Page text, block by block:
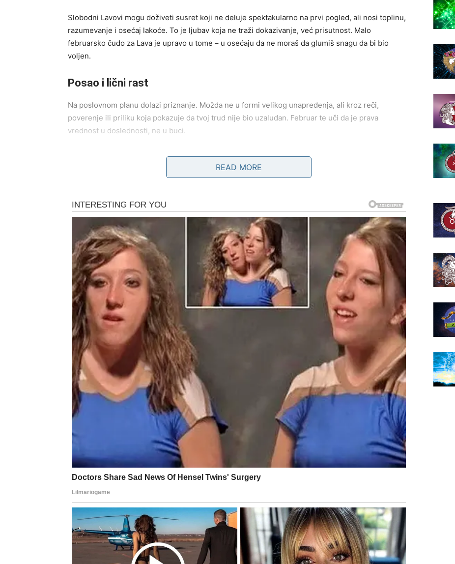
Slobodni Lavovi mogu doživeti susret koji ne deluje spektakularno na prvi pogled, ali nosi toplinu,
razumevanje i osećaj lakoće. To je ljubav koja ne traži dokazivanje, već prisutnost. Malo
februarsko čudo za Lava je upravo u tome – u osećaju da ne moraš da glumiš snagu da bi bio
voljen.
Posao i lični rast
Na poslovnom planu dolazi priznanje. Možda ne u formi velikog unapređenja, ali kroz reči,
poverenje ili priliku koja pokazuje da tvoj trud nije bio uzaludan. Februar te uči da je prava
vrednost u doslednosti, ne u buci.
Poruka februara za Lava
Tvoje čudo je povratak vere u sebe. Kada ponovo počneš da veruješ u svoju vrednost, svet ti to
Ovan – Čuda kroz hrabrost, oslobađanje i nove početke
Za Ovna februar donosi olakšanje nakon unutrašnjih borbi. Ovaj znak je navikao da ide glavom kroz
zid, ali prethodni period te je naučio da ne moraš uvek da se boriš – ponekad je dovoljno da pustiš.
Upravo tu počinju mala februarska čuda za Ovna.
Ljubav
U ljubavi dolazi iskrenost. Ako si u vezi, februar donosi razgovore koji su možda odlagani, ali sada
dolaze u pravom trenutku. Ne kao svađa, već kao razumevanje. Osećaš da konačno možeš da
spustiš gard i kažeš šta ti treba. To donosi novu bliskost.
Slobodni Ovnovi mogu doživeti iznenadnu privlačnost – susret koji se desi spontano, bez
planiranja. Ovo nije ljubav koja te vuče u dramu, već ona koja ti vraća osmeh i lakoću. Malo čudo za
Ovna je u osećaju slobode da budeš svoj, bez straha da ćeš biti odbijen.
Na poslovnom planu februar donosi novu motivaciju. Stara frustracija polako nestaje, a rađa se
ideja ili prilika koja te ponovo pokreće. Možda je to mali korak, ali za Ovna znači mnogo – jer vraća
osećaj svrhe.
Poruka februara za Ovna
Tvoje čudo je oslobađanje. Kada prestaneš da se boriš protiv svega, život počinje da radi za tebe.
READ MORE